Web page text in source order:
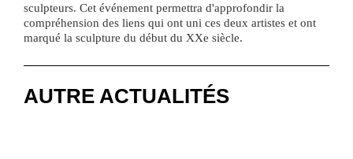
sculpteurs. Cet événement permettra d'approfondir la
compréhension des liens qui ont uni ces deux artistes et ont
AUTRE ACTUALITÉS